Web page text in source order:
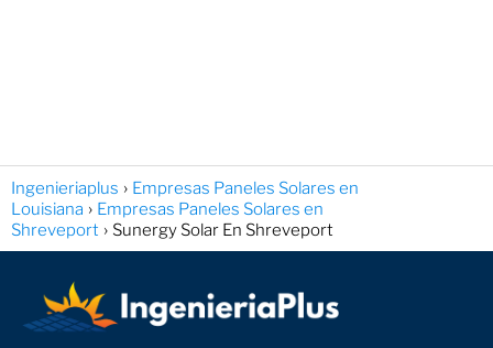
Ingenieriaplus
Empresas Paneles Solares en
Louisiana
Empresas Paneles Solares en
Shreveport
Sunergy Solar En Shreveport